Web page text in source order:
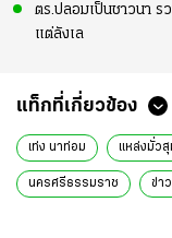
ตร.ปลอมเป็นชาวนา
แต่ลังเล
แท็กที่เกี่ยวข้อง
เท่ง นาท่อม แหล่งมั่วสุ
นครศรีธรรมราช ข่า